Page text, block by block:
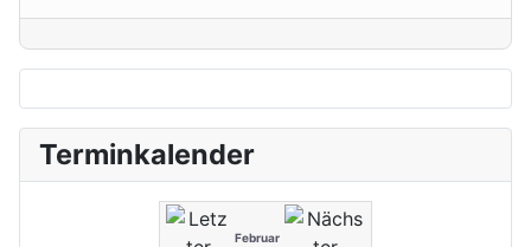
Terminkalender
Februar